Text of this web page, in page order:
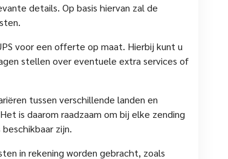
details. Op basis hiervan zal de
voor een offerte op maat. Hierbij kunt u
stellen over eventuele extra services of
tussen verschillende landen en
is daarom raadzaam om bij elke zending
zijn.
in rekening worden gebracht, zoals